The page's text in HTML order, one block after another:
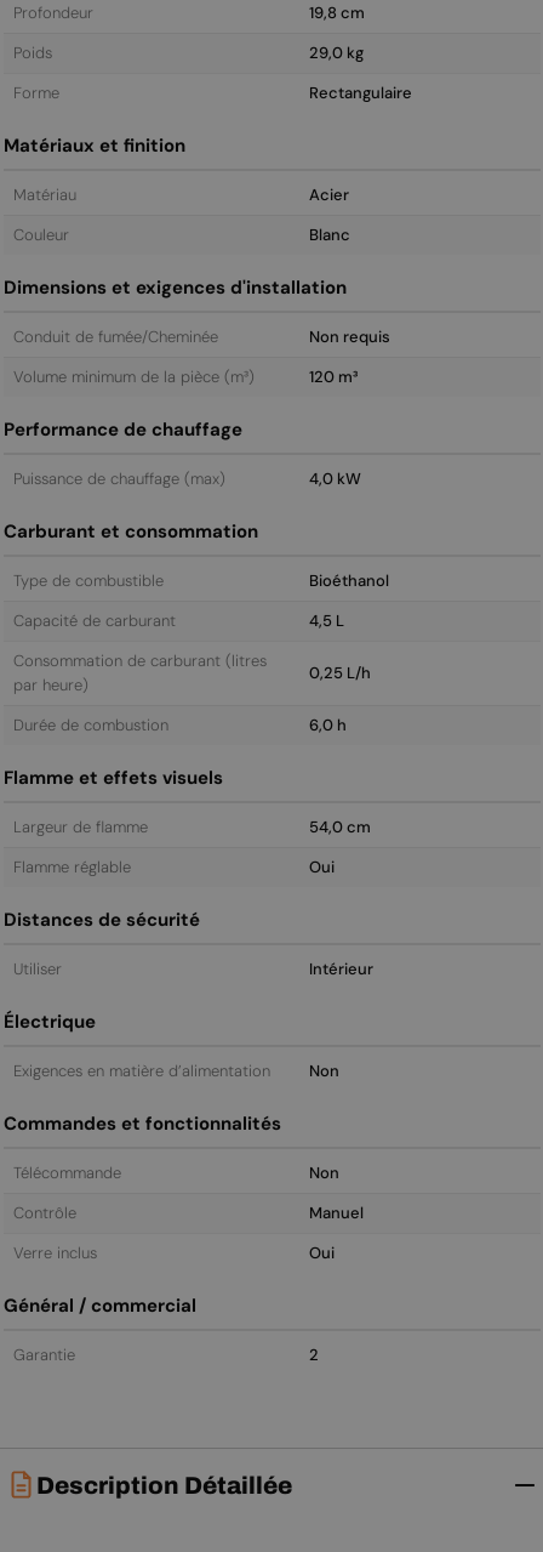
Profondeur
19,8 cm
Poids
29,0 kg
Forme
Rectangulaire
Matériaux et finition
Matériau
Acier
Couleur
Blanc
Dimensions et exigences d'installation
Conduit de fumée/Cheminée
Non requis
Volume minimum de la pièce (m³)
120 m³
Performance de chauffage
Puissance de chauffage (max) 4,0 kW
Carburant et consommation
Type de combustible
Bioéthanol
Capacité de carburant
4,5 L
Consommation de carburant (litres
par heure)
0,25 L/h
Durée de combustion 6,0 h
Flamme et effets visuels
Largeur de flamme
54,0 cm
Flamme réglable
Oui
Distances de sécurité
Utiliser Intérieur
Électrique
Exigences en matière d’alimentation Non
Commandes et fonctionnalités
Télécommande
Non
Contrôle
Manuel
Verre inclus
Oui
Général / commercial
Garantie 2
Description Détaillée